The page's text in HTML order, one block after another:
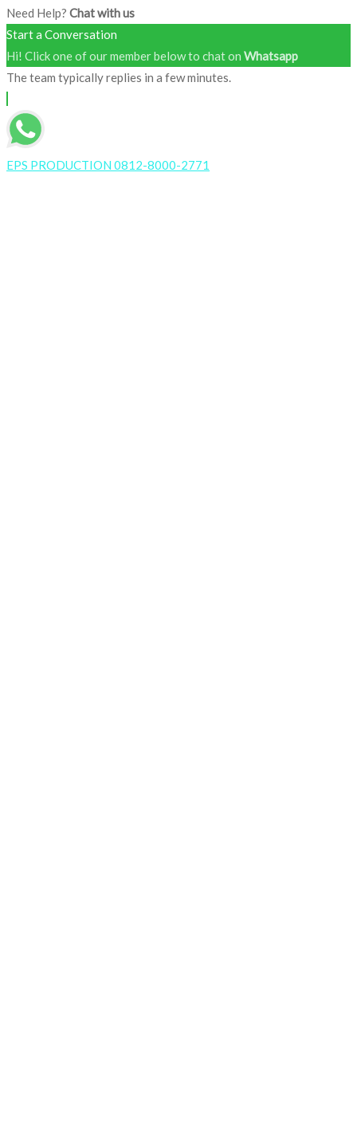
Need Help? Chat with us
Start a Conversation
Hi! Click one of our member below to chat on Whatsapp
The team typically replies in a few minutes.
EPS PRODUCTION 0812-8000-2771